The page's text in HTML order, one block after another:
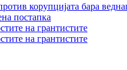
корупцијата бара
постапка
на грантистите
на грантистите